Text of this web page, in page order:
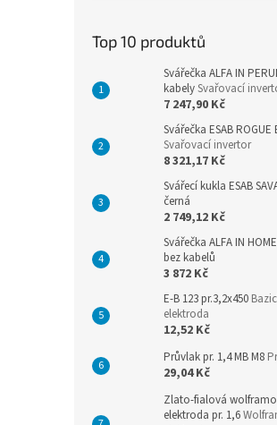
Top 10 produktů
Svářečka ALFA IN
kabelySvařovací
7 247,90 Kč
Svářečka ESAB ROGUE
Svařovací invertor
8 321,17 Kč
Svářecí kukla ESAB
černá
2 749,12 Kč
Svářečka ALFA IN
bez kabelů
3 872 Kč
E-B 123 pr.3,2x450
elektroda
12,52 Kč
Průvlak pr. 1,4 MB M8
29,04 Kč
Zlato-fialová
elektroda pr. 1,6